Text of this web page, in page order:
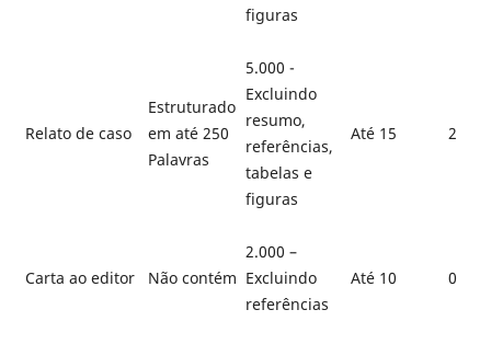
figuras
Relato de caso
Estruturado
em até 250
Palavras
5.000 -
Excluindo
resumo,
referências,
tabelas e
figuras
Até 15 2
Carta ao editor Não contém
2.000 –
Excluindo
referências
Até 10 0